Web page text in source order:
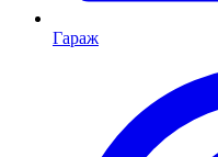
Гараж